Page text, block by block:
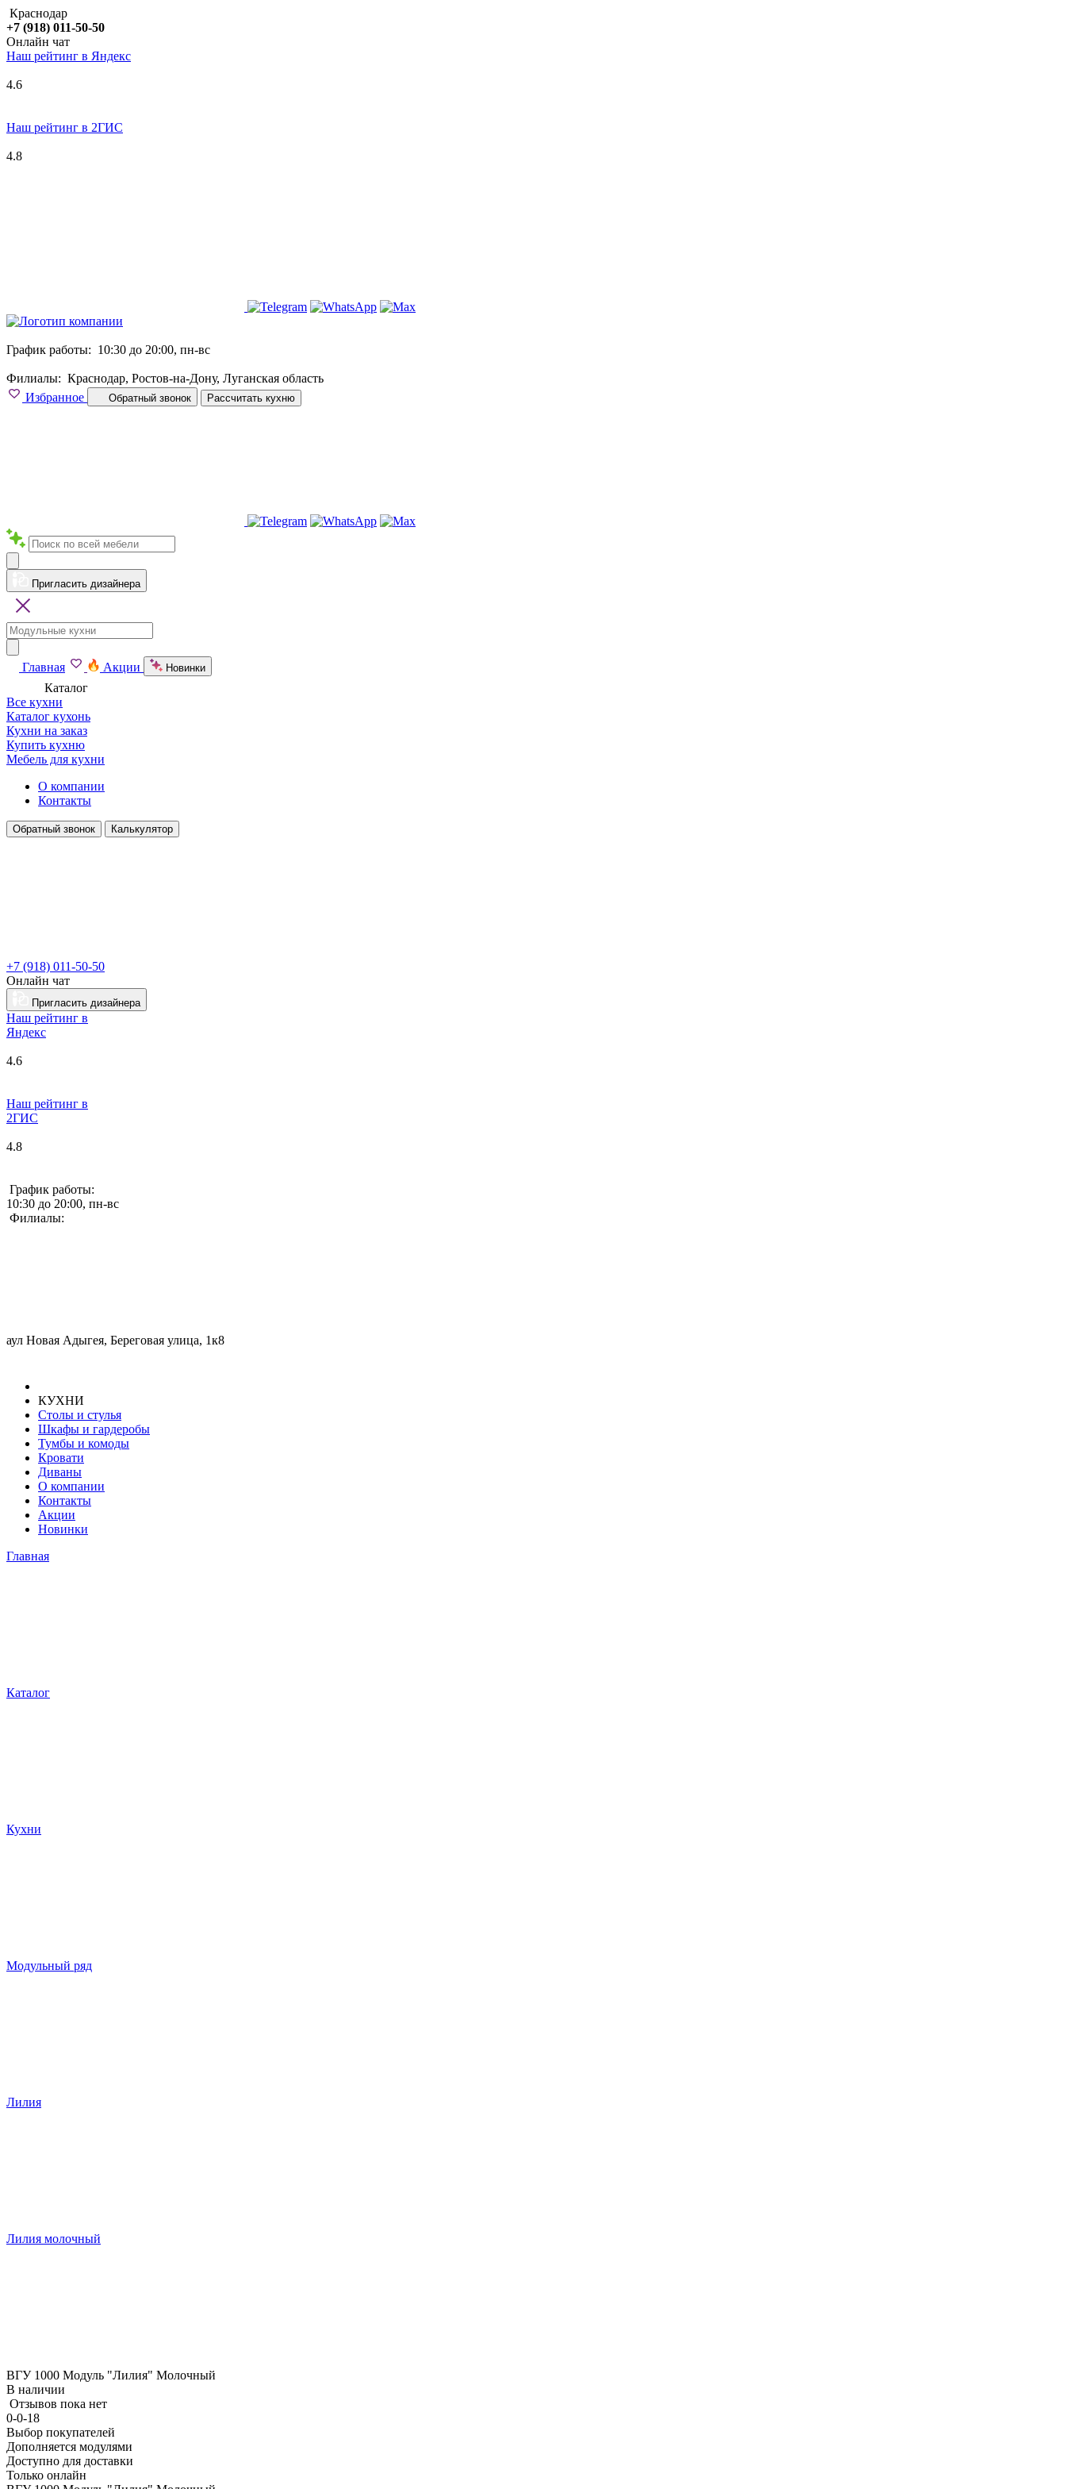
Краснодар
+7 (918) 011-50-50
Онлайн чат
Наш рейтинг в Яндекс
4.6
Наш рейтинг в 2ГИС
4.8
График работы: 10:30 до 20:00, пн-вс
Филиалы: Краснодар, Ростов-на-Дону, Луганская область
Избранное
Обратный звонок Рассчитать кухню
Пригласить дизайнера
Главная Акции Новинки
Каталог
Все кухни
Каталог кухонь
Кухни на заказ
Купить кухню
Мебель для кухни
О компании
Контакты
Обратный звонок Калькулятор
+7 (918) 011-50-50
Онлайн чат
Пригласить дизайнера
Наш рейтинг в
Яндекс
4.6
Наш рейтинг в
2ГИС
4.8
График работы:
10:30 до 20:00, пн-вс
Филиалы:
аул Новая Адыгея, Береговая улица, 1к8
КУХНИ
Столы и стулья
Шкафы и гардеробы
Тумбы и комоды
Кровати
Диваны
О компании
Контакты
Акции
Новинки
Главная
Каталог
Кухни
Модульный ряд
Лилия
Лилия молочный
ВГУ 1000 Модуль "Лилия" Молочный
В наличии
Отзывов пока нет
0-0-18
Выбор покупателей
Дополняется модулями
Доступно для доставки
Только онлайн